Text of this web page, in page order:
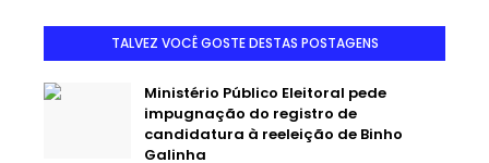
TALVEZ VOCÊ GOSTE DESTAS POSTAGENS
Ministério Público Eleitoral pede
impugnação do registro de
candidatura à reeleição de Binho
Galinha